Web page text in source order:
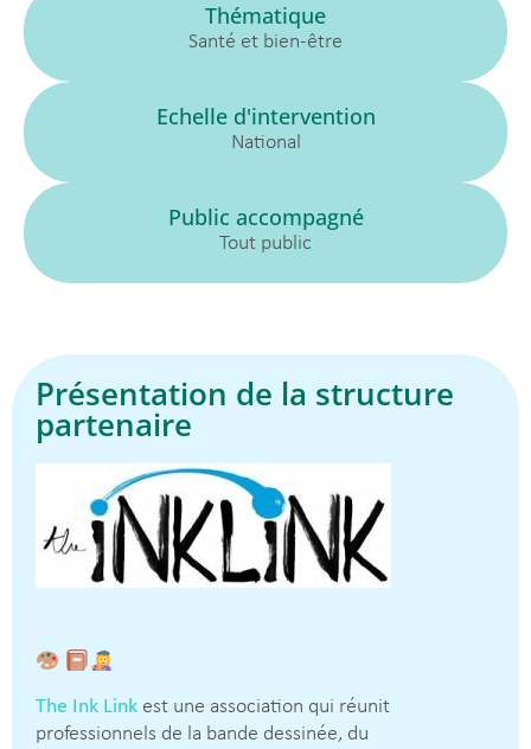
Thématique
Santé et bien-être
Echelle d'intervention
National
Public accompagné
Tout public
Présentation de la structure
partenaire
The Ink Link est une association qui réunit
professionnels de la bande dessinée, du